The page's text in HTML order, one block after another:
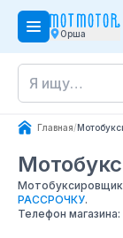
Орша
Главная/
РАССРОЧКУ.
Телефон магазина: